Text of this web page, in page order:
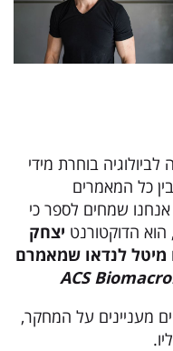
בוחרת מידי
כל המאמרים
שמחים לספר כי
יצחק
לנדאו שמאמרם
ACS B
מעניינים על המחקר,